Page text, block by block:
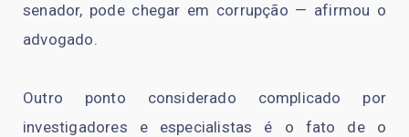
senador, pode chegar em corrupção — afirmou o
advogado.
Outro ponto considerado complicado por
investigadores e especialistas é o fato de o